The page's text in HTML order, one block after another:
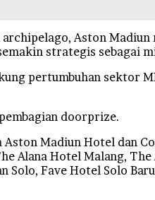
archipelago, Aston
strategis sebagai
pertumbuhan sektor
doorprize.
Madiun Hotel dan
Alana Hotel Malang,
Fave Hotel Solo